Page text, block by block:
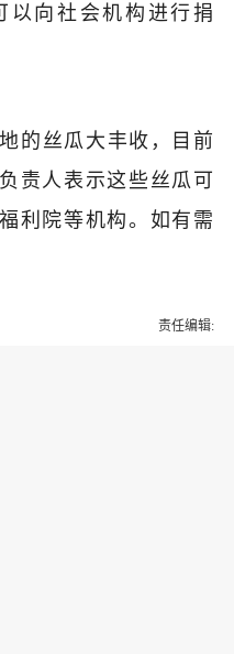
以向社会机构进行捐
的丝瓜大丰收，目前
责人表示这些丝瓜可
利院等机构。如有需
责任编辑: